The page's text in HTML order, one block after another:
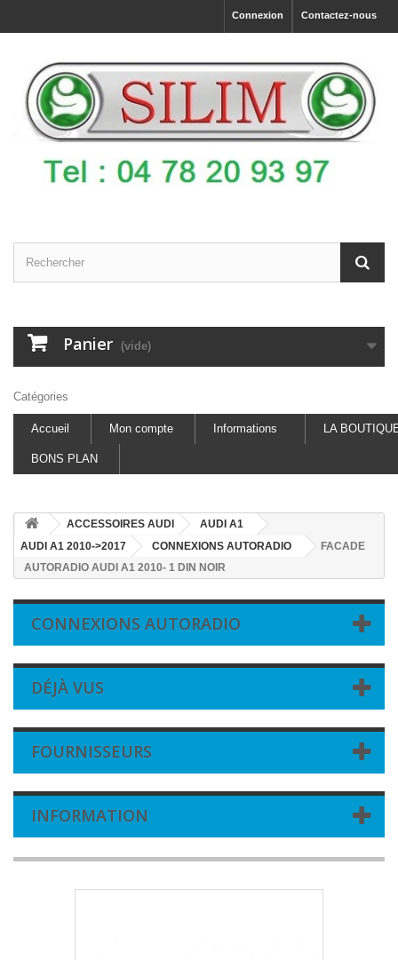
Contactez-nous
Connexion
Panier (vide)
Catégories
Accueil Mon compte Informations LA
BONS PLAN
ACCESSOIRES AUDI
AUDI A1
AUDI A1 2010->2017
CONNEXIONS AUTORADIO
FACADE
AUTORADIO AUDI A1 2010- 1 DIN NOIR
CONNEXIONS AUTORADIO
DÉJÀ VUS
FOURNISSEURS
INFORMATION